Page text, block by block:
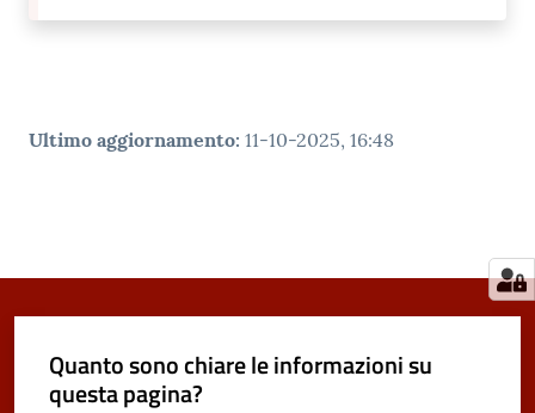
Ultimo aggiornamento: 11-10-2025, 16:48
Quanto sono chiare le informazioni su
questa pagina?